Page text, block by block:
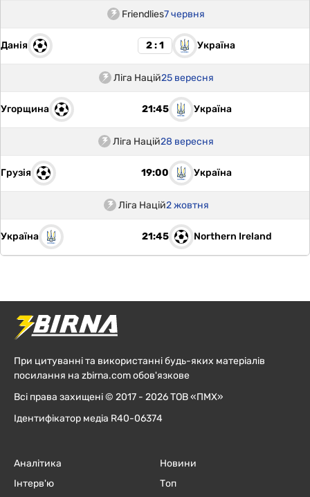
Friendlies7 червня
Данія 2 : 1 Україна
Ліга Націй25 вересня
Угорщина 21:45 Україна
Ліга Націй28 вересня
Грузія 19:00 Україна
Ліга Націй2 жовтня
Україна 21:45 Northern Ireland
При цитуванні та використанні будь-яких матеріалів
посилання на zbirna.com обов'язкове
Всі права захищені © 2017 - 2026 ТОВ «ПМХ»
Ідентифікатор медіа R40-06374
Аналітика
Інтерв'ю
Новини
Топ